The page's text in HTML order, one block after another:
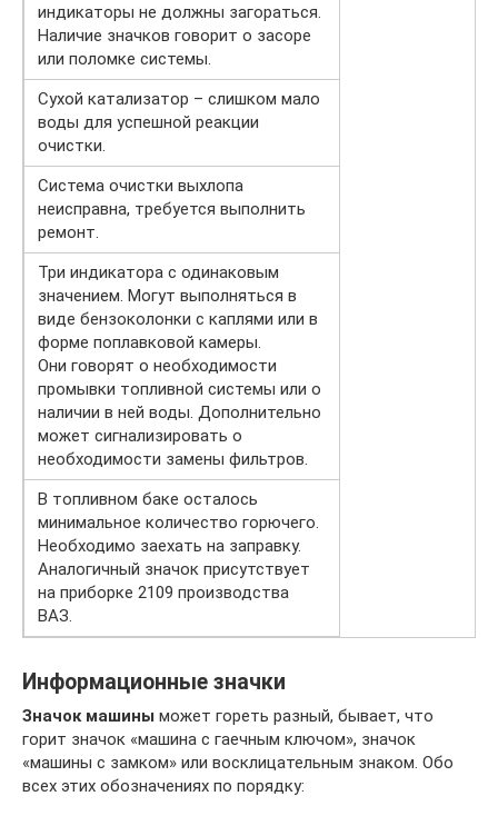
индикаторы не должны загораться.
Наличие значков говорит о засоре
или поломке системы.
Сухой катализатор – слишком мало
воды для успешной реакции
очистки.
Система очистки выхлопа
неисправна, требуется выполнить
ремонт.
Три индикатора с одинаковым
значением. Могут выполняться в
виде бензоколонки с каплями или в
форме поплавковой камеры.
Они говорят о необходимости
промывки топливной системы или о
наличии в ней воды. Дополнительно
может сигнализировать о
необходимости замены фильтров.
В топливном баке осталось
минимальное количество горючего.
Необходимо заехать на заправку.
Аналогичный значок присутствует
на приборке 2109 производства
ВАЗ.
Информационные значки
Значок машины может гореть разный, бывает, что
горит значок «машина с гаечным ключом», значок
«машины с замком» или восклицательным знаком. Обо
всех этих обозначениях по порядку: